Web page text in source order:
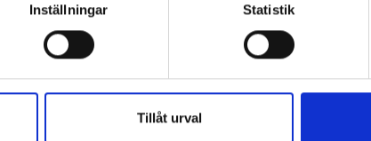
Inställningar Statistik
Tillåt urval